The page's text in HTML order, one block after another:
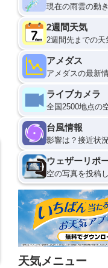
現在の雨雲の動
2週間天気
2週間先までの
アメダス
アメダスの最新
ライブカメラ
全国2500地点の
台風情報
影響は？接近状
ウェザーリポ
空の写真を投稿
天気メニュー